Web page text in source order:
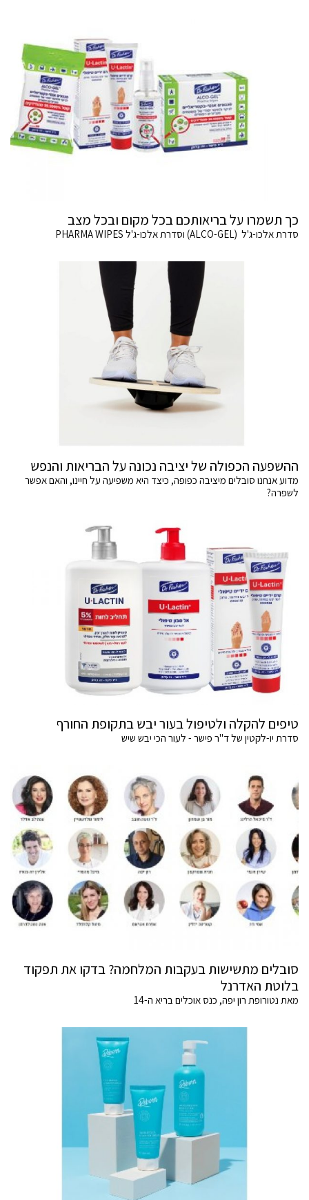
כך תשמרו על בריאותכם בכל מקום ובכל מצב
סדרת אלכו-ג'ל (ALCO-GEL) וסדרת אלכו-ג'ל PHARMA WIPES
ההשפעה הכפולה של יציבה נכונה על הבריאות והנפש
מדוע אנחנו סובלים מיציבה כפופה, כיצד היא משפיעה על חיינו, והאם אפשר
לשפרה?
טיפים להקלה ולטיפול בעור יבש בתקופת החורף
סדרת יו-לקטין של ד"ר פישר - לעור הכי יבש שיש
סובלים מתשישות בעקבות המלחמה? בדקו את תפקוד
בלוטת האדרנל
מאת נטורופת רון יפה, כנס אוכלים בריא ה-14